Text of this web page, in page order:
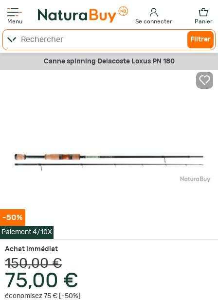
Menu Se connecter Panier
Filtrer
Canne spinning Delacoste Loxus PN 180
-50%
Paiement 4/10X
Achat immédiat
150,00 €
75,00 €
économisez 75 € [-50%]